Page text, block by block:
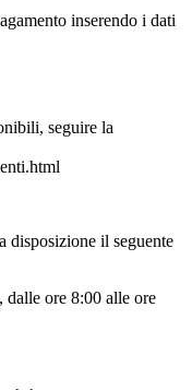
inserendo i dati
seguire la
disposizione il seguente
ore 8:00 alle ore